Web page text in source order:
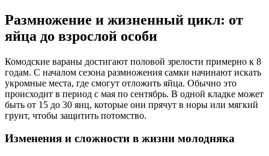
Размножение и жизненный цикл: от
яйца до взрослой особи
Комодские вараны достигают половой зрелости примерно к 8
годам. С началом сезона размножения самки начинают искать
укромные места, где смогут отложить яйца. Обычно это
происходит в период с мая по сентябрь. В одной кладке может
быть от 15 до 30 яиц, которые они прячут в норы или мягкий
грунт, чтобы защитить потомство.
Изменения и сложности в жизни молодняка